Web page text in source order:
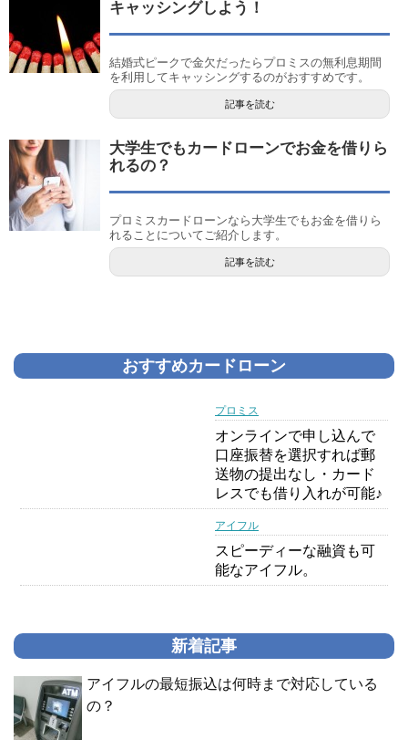
キャッシングしよう！
結婚式ピークで金欠だったらプロミスの無利息期間
を利用してキャッシングするのがおすすめです。
記事を読む
大学生でもカードローンでお金を借りら
れるの？
プロミスカードローンなら大学生でもお金を借りら
れることについてご紹介します。
記事を読む
おすすめカードローン
プロミス
オンラインで申し込んで
口座振替を選択すれば郵
送物の提出なし・カード
レスでも借り入れが可能♪
アイフル
スピーディーな融資も可
能なアイフル。
新着記事
アイフルの最短振込は何時まで対応している
の？